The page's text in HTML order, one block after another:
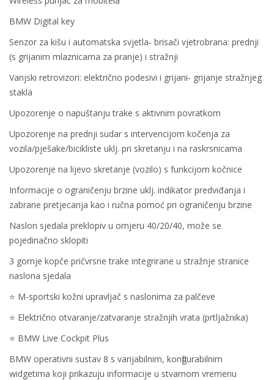
BMW Digital key
Senzor za kišu i automatska svjetla‐ brisači vjetrobrana: prednji
(s grijanim mlaznicama za pranje) i stražnji
Vanjski retrovizori: električno podesivi i grijani‐ grijanje stražnjeg
stakla
Upozorenje o napuštanju trake s aktivnim povratkom
Upozorenje na prednji sudar s intervencijom kočenja za
vozila/pješake/bicikliste uklj. pri skretanju i na raskrsnicama
Upozorenje na lijevo skretanje (vozilo) s funkcijom kočnice
Informacije o ograničenju brzine uklj. indikator predviđanja i
zabrane pretjecanja kao i ručna pomoć pri ograničenju brzine
Naslon sjedala preklopiv u omjeru 40/20/40, može se
pojedinačno sklopiti
3 gornje kopče pričvrsne trake integrirane u stražnje stranice
naslona sjedala
⭐️ M-sportski kožni upravljač s naslonima za palčeve
⭐️ Električno otvaranje/zatvaranje stražnjih vrata (prtljažnika)
⭐️ BMW Live Cockpit Plus
BMW operativni sustav 8 s varijabilnim, konfigurabilnim
widgetima koji prikazuju informacije u stvarnom vremenu